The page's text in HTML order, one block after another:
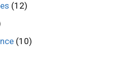
(12)
(10)